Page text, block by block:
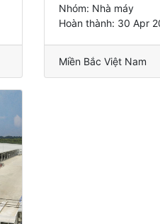
Nhóm: Nhà máy
Hoàn thành: 30 Apr
Miền Bắc Việt Nam